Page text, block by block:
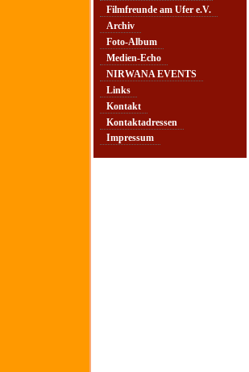
Filmfreunde am Ufer e.V.
Archiv
Foto-Album
Medien-Echo
NIRWANA EVENTS
Links
Kontakt
Kontaktadressen
Impressum